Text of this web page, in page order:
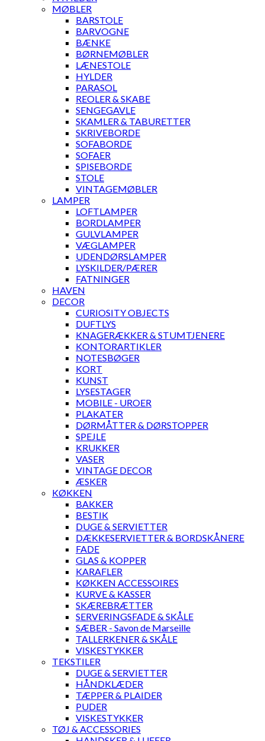
MØBLER
BARSTOLE
BARVOGNE
BÆNKE
BØRNEMØBLER
LÆNESTOLE
HYLDER
PARASOL
REOLER & SKABE
SENGEGAVLE
SKAMLER & TABURETTER
SKRIVEBORDE
SOFABORDE
SOFAER
SPISEBORDE
STOLE
VINTAGEMØBLER
LAMPER
LOFTLAMPER
BORDLAMPER
GULVLAMPER
VÆGLAMPER
UDENDØRSLAMPER
LYSKILDER/PÆRER
FATNINGER
HAVEN
DECOR
CURIOSITY OBJECTS
DUFTLYS
KNAGERÆKKER & STUMTJENERE
KONTORARTIKLER
NOTESBØGER
KORT
KUNST
LYSESTAGER
MOBILE - UROER
PLAKATER
DØRMÅTTER & DØRSTOPPER
SPEJLE
KRUKKER
VASER
VINTAGE DECOR
ÆSKER
KØKKEN
BAKKER
BESTIK
DUGE & SERVIETTER
DÆKKESERVIETTER & BORDSKÅNERE
FADE
GLAS & KOPPER
KARAFLER
KØKKEN ACCESSOIRES
KURVE & KASSER
SKÆREBRÆTTER
SERVERINGSFADE & SKÅLE
SÆBER - Savon de Marseille
TALLERKENER & SKÅLE
VISKESTYKKER
TEKSTILER
DUGE & SERVIETTER
HÅNDKLÆDER
TÆPPER & PLAIDER
PUDER
VISKESTYKKER
TØJ & ACCESSORIES